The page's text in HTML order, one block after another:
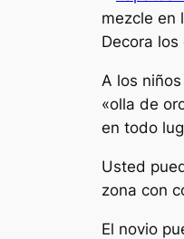
mezcle en
Decora
A los
«olla de
en todo
Usted
zona con
El novio